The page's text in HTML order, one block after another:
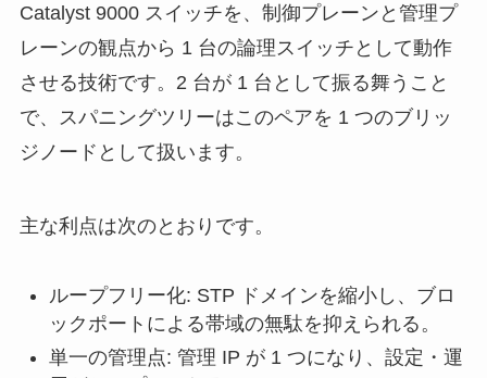
Catalyst 9000 スイッチを、制御プレーンと管理プ
レーンの観点から 1 台の論理スイッチとして動作
させる技術です。2 台が 1 台として振る舞うこと
で、スパニングツリーはこのペアを 1 つのブリッ
ジノードとして扱います。
主な利点は次のとおりです。
ループフリー化: STP ドメインを縮小し、ブロ
ックポートによる帯域の無駄を抑えられる。
単一の管理点: 管理 IP が 1 つになり、設定・運